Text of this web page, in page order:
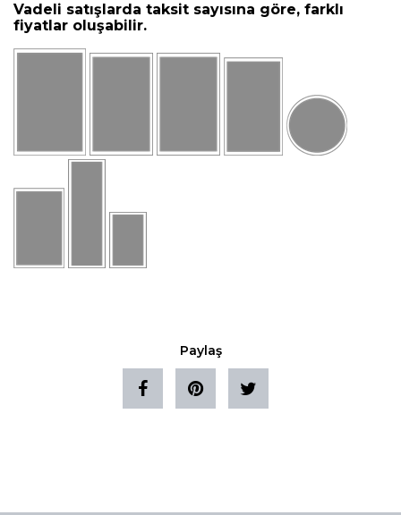
Vadeli satışlarda taksit sayısına göre, farklı
fiyatlar oluşabilir.
Paylaş